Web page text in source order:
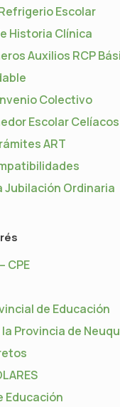
Escolar
Historia Clínica
Auxilios RCP
Colectivo
Escolar Celíacos
ART
Jubilación Ordinaria
CPE
de Educación
Provincia de
Educación